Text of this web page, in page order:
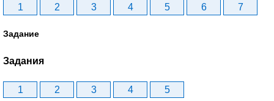
1 2 3 4 5 6 7
Задание
Задания
1 2 3 4 5